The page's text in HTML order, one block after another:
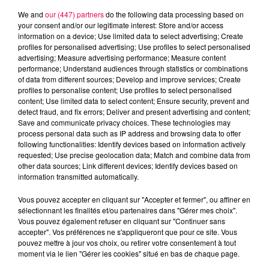
Flash infos
Crédit :Flash infos
podcasts/2022/05/2022-05-13-09-55-
33_20220513_CC.mp3
We and our (447) partnersdo the following data processing based on
your consent and/or our legitimate interest: Store and/or access
information on a device; Use limited data to select advertising; Create
profiles for personalised advertising; Use profiles to select personalised
advertising; Measure advertising performance; Measure content
performance; Understand audiences through statistics or combinations
of data from different sources; Develop and improve services; Create
profiles to personalise content; Use profiles to select personalised
content; Use limited data to select content; Ensure security, prevent and
detect fraud, and fix errors; Deliver and present advertising and content;
Save and communicate privacy choices. These technologies may
process personal data such as IP address and browsing data to offer
following functionalities: Identify devices based on information actively
requested; Use precise geolocation data; Match and combine data from
other data sources; Link different devices; Identify devices based on
information transmitted automatically.
Vous pouvez accepter en cliquant sur "Accepter et fermer", ou affiner en
sélectionnant les finalités et/ou partenaires dans "Gérer mes choix".
Vous pouvez également refuser en cliquant sur "Continuer sans
accepter". Vos préférences ne s'appliqueront que pour ce site. Vous
pouvez mettre à jour vos choix, ou retirer votre consentement à tout
moment via le lien "Gérer les cookies" situé en bas de chaque page.